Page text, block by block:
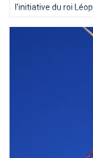
l'initiative du roi
cinquantième
Qui es-tu Saint-